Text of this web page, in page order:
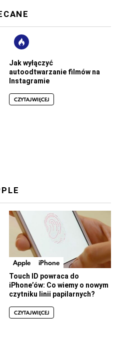
Jak wyłączyć
autoodtwarzanie filmów na
Instagramie
CZYTAJ WIĘCEJ
Apple iPhone
Touch ID powraca do
iPhone’ów: Co wiemy o nowym
czytniku linii papilarnych?
CZYTAJ WIĘCEJ